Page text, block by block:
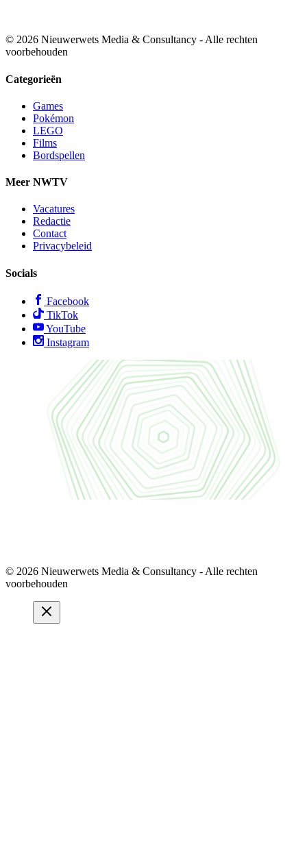
© 2026 Nieuwerwets Media & Consultancy - Alle rechten
voorbehouden
Categorieën
Games
Pokémon
LEGO
Films
Bordspellen
Meer NWTV
Vacatures
Redactie
Contact
Privacybeleid
Socials
Facebook
TikTok
YouTube
Instagram
© 2026 Nieuwerwets Media & Consultancy - Alle rechten
voorbehouden